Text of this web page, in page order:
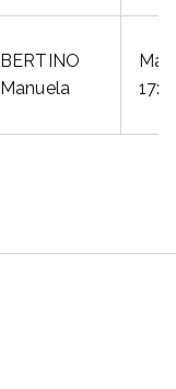
BERTINO
Manuela